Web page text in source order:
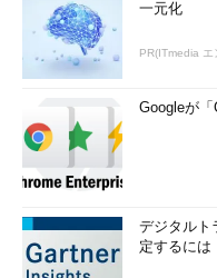
一元化
PR(ITmedia エ
Googleが
デジタルト
定するには